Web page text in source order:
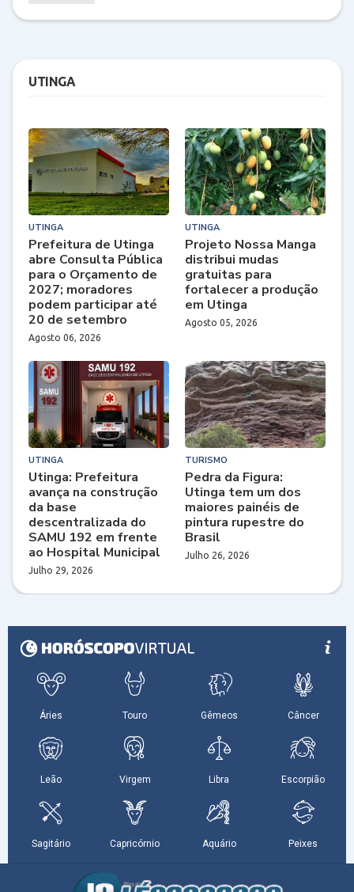
UTINGA
UTINGA
Prefeitura de Utinga
abre Consulta Pública
para o Orçamento de
2027; moradores
podem participar até
20 de setembro
Agosto 06, 2026
UTINGA
Projeto Nossa Manga
distribui mudas
gratuitas para
fortalecer a produção
em Utinga
Agosto 05, 2026
UTINGA
Utinga: Prefeitura
avança na construção
da base
descentralizada do
SAMU 192 em frente
ao Hospital Municipal
Julho 29, 2026
TURISMO
Pedra da Figura:
Utinga tem um dos
maiores painéis de
pintura rupestre do
Brasil
Julho 26, 2026